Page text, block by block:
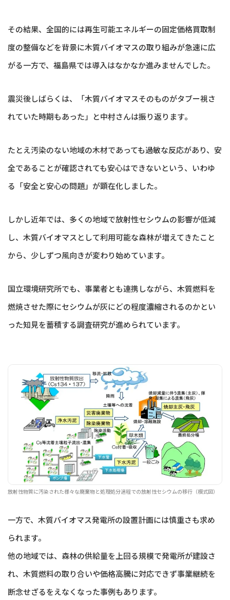
その結果、全国的には再生可能エネルギーの固定価格買取制
度の整備などを背景に木質バイオマスの取り組みが急速に広
がる一方で、福島県では導入はなかなか進みませんでした。
震災後しばらくは、「木質バイオマスそのものがタブー視さ
れていた時期もあった」と中村さんは振り返ります。
たとえ汚染のない地域の木材であっても過敏な反応があり、安
全であることが確認されても安心はできないという、いわゆ
る「安全と安心の問題」が顕在化しました。
しかし近年では、多くの地域で放射性セシウムの影響が低減
し、木質バイオマスとして利用可能な森林が増えてきたこと
から、少しずつ風向きが変わり始めています。
国立環境研究所でも、事業者とも連携しながら、木質燃料を
燃焼させた際にセシウムが灰にどの程度濃縮されるのかとい
った知見を蓄積する調査研究が進められています。
放射性物質に汚染された様々な廃棄物と処理処分過程での放射性セシウムの移行（模式図）
一方で、木質バイオマス発電所の設置計画には慎重さも求め
られます。
他の地域では、森林の供給量を上回る規模で発電所が建設さ
れ、木質燃料の取り合いや価格高騰に対応できず事業継続を
断念せざるをえなくなった事例もあります。